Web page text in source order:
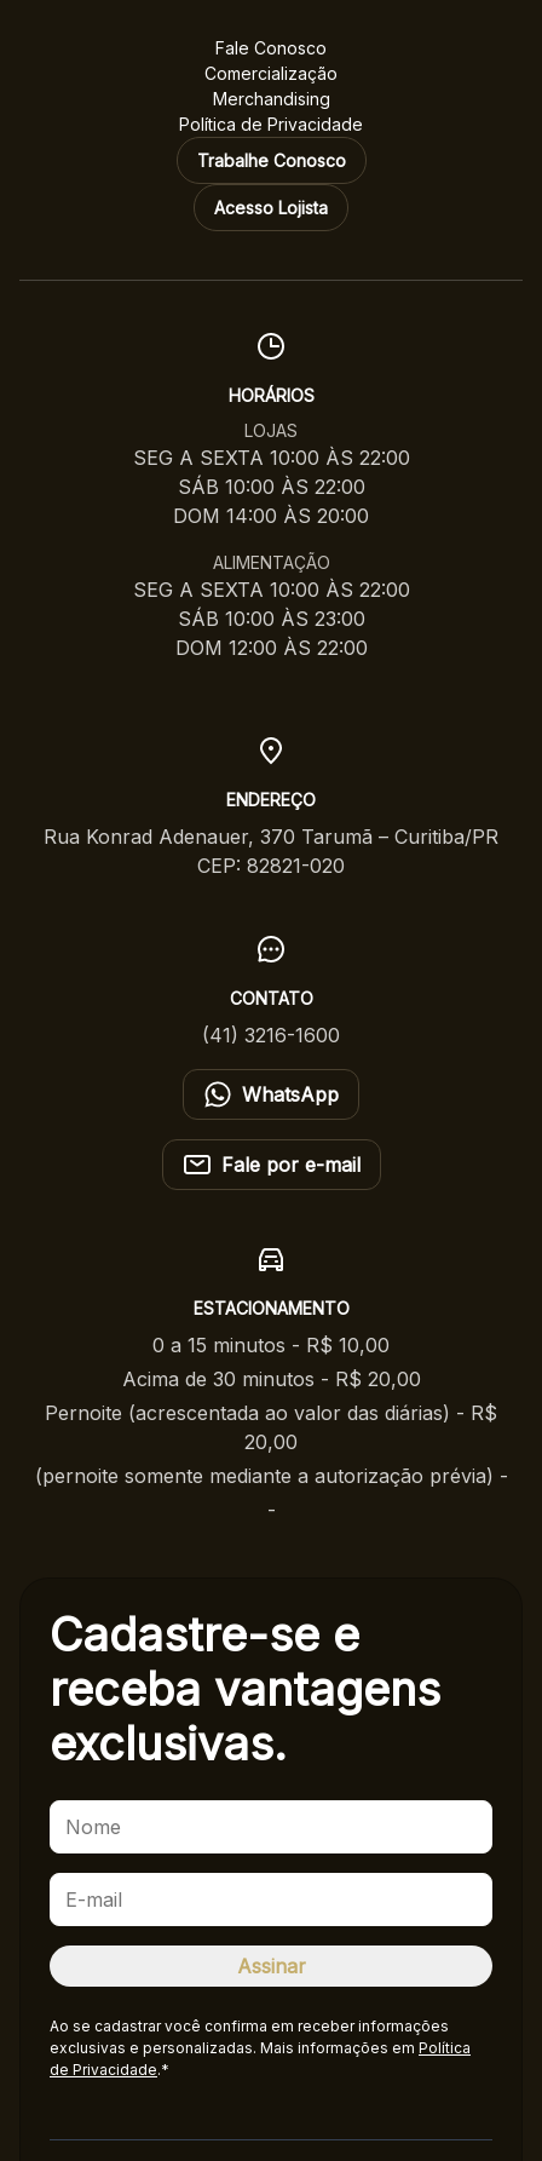
Fale Conosco
Comercialização
Merchandising
Política de Privacidade
Trabalhe Conosco
Acesso Lojista
HORÁRIOS
LOJAS
SEG A SEXTA 10:00 ÀS 22:00
SÁB 10:00 ÀS 22:00
DOM 14:00 ÀS 20:00
ALIMENTAÇÃO
SEG A SEXTA 10:00 ÀS 22:00
SÁB 10:00 ÀS 23:00
DOM 12:00 ÀS 22:00
ENDEREÇO
Rua Konrad Adenauer, 370 Tarumã – Curitiba/PR
CEP: 82821-020
CONTATO
(41) 3216-1600
WhatsApp
Fale por e-mail
ESTACIONAMENTO
0 a 15 minutos - R$ 10,00
Acima de 30 minutos - R$ 20,00
Pernoite (acrescentada ao valor das diárias) - R$
20,00
(pernoite somente mediante a autorização prévia) -
-
Cadastre-se e
receba vantagens
exclusivas.
Ao se cadastrar você confirma em receber informações
exclusivas e personalizadas. Mais informações em Política
de Privacidade.*